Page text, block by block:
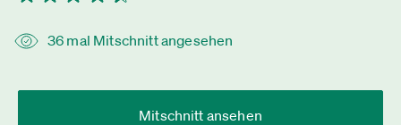
36 mal Mitschnitt angesehen
Mitschnitt ansehen